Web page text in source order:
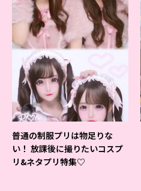
普通の制服プリは物足りな
い！ 放課後に撮りたいコスプ
リ&ネタプリ特集♡